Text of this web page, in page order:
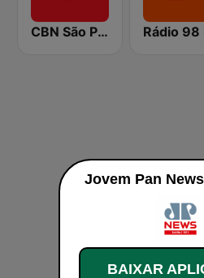
CBN São Paulo
BAIXAR